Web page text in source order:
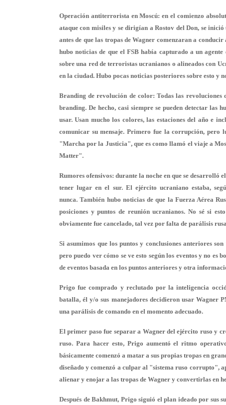
Operación antiterrorista en Moscú: en el comienzo
ataque con misiles y se dirigían a Rostov del Don, se
antes de que las tropas de Wagner comenzaran a
hubo noticias de que el FSB había capturado a un
sobre una red de terroristas ucranianos o alineados con
en la ciudad. Hubo pocas noticias posteriores sobre esto y
Branding de revolución de color: Todas las revoluciones
branding. De hecho, casi siempre se pueden detectar las
usar. Usan mucho los colores, las estaciones del año e
comunicar su mensaje. Primero fue la corrupción, pero
"Marcha por la Justicia", que es como llamó el viaje a
Matter".
Rumores ofensivos: durante la noche en que se desarrolló
tener lugar en el sur. El ejército ucraniano estaba,
nunca. También hubo noticias de que la Fuerza Aérea
posiciones y puntos de reunión ucranianos. No sé si
obviamente fue cancelado, tal vez por falta de parálisis
Si asumimos que los puntos y conclusiones anteriores
pero puedo ver cómo se ve esto según los eventos y no es
de eventos basada en los puntos anteriores y otra
Prigo fue comprado y reclutado por la inteligencia
batalla, él y/o sus manejadores decidieron usar
una parálisis de comando en el momento adecuado.
El primer paso fue separar a Wagner del ejército ruso y
ruso. Para hacer esto, Prigo aumentó el ritmo
básicamente comenzó a matar a sus propias tropas en
diseñado y comenzó a culpar al "sistema ruso corrupto",
alienar y enojar a las tropas de Wagner y convertirlas en
Después de Bakhmut, Prigo siguió el plan ideado por sus